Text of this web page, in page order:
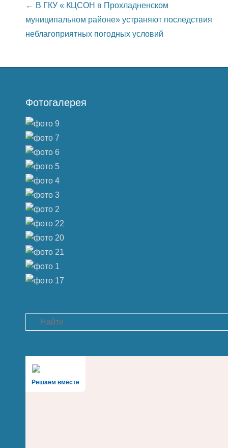
Post navigation
← В ГКУ « КЦСОН в Прохладненском
муниципальном районе» устраняют последствия
неблагоприятных погодных условий
Фотогалерея
Search
Решаем вместе